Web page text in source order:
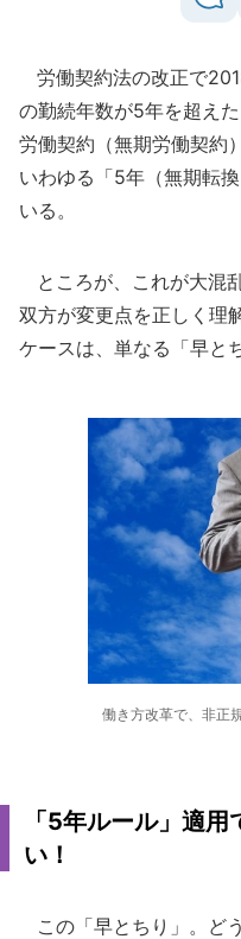
労働契約法の改正で
の勤続年数が5年を超え
労働契約（無期労働契約
いわゆる「5年（無期転
いる。
ところが、これが大混
双方が変更点を正しく理
ケースは、単なる「早と
働き方改革で、非正
「5年ルール」適
い！
この「早とちり」。ど